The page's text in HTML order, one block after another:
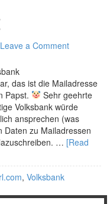
Leave a Comment
das ist die Mailadresse
Papst.
Sehr geehrte
Volksbank würde
ansprechen (was
Daten zu Mailadressen
… [Read
, Volksbank